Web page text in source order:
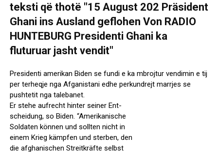
Presidenti amerikan Biden se fundi e ka mbrojtur vendimin e tij
per terheqje nga Afganistani edhe perkundrejt marrjes se
pushtetit nga talebanet.
Er stehe aufrecht hinter seiner Ent-
scheidung, so Biden. “Amerikanische
Soldaten können und sollten nicht in
einem Krieg kämpfen und sterben, den
die afghanischen Streitkräfte selbst